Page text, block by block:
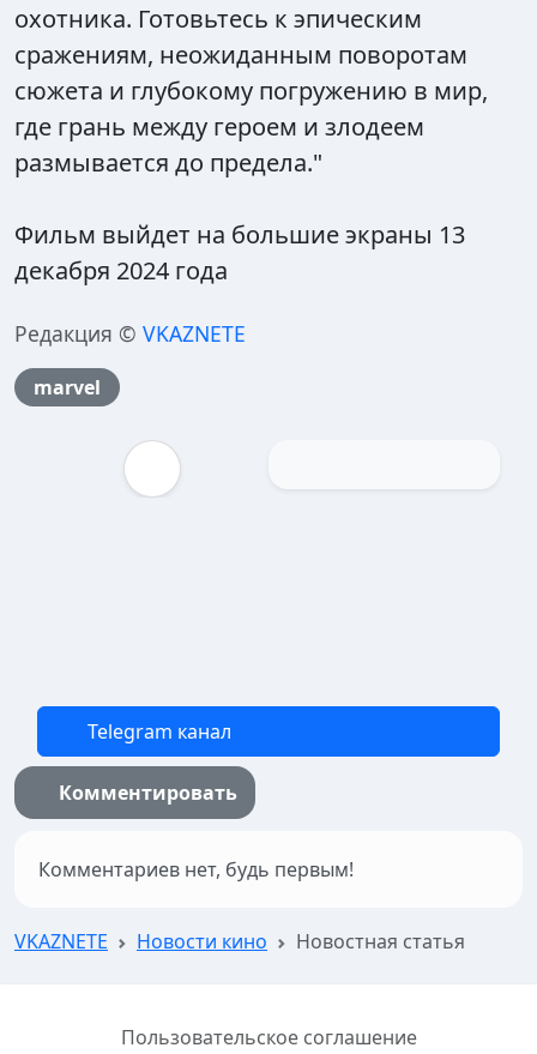
охотника. Готовьтесь к эпическим
сражениям, неожиданным поворотам
сюжета и глубокому погружению в мир,
где грань между героем и злодеем
размывается до предела."
Фильм выйдет на большие экраны 13
декабря 2024 года
Редакция © VKAZNETE
marvel
Telegram канал
Комментировать
Комментариев нет, будь первым!
VKAZNETE Новости кино Новостная статья
Пользовательское соглашение